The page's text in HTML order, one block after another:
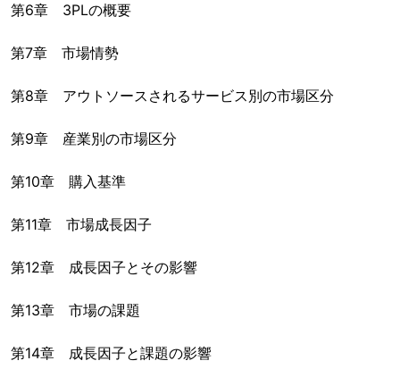
第6章 3PLの概要
第7章 市場情勢
第8章 アウトソースされるサービス別の市場区分
第9章 産業別の市場区分
第10章 購入基準
第11章 市場成長因子
第12章 成長因子とその影響
第13章 市場の課題
第14章 成長因子と課題の影響